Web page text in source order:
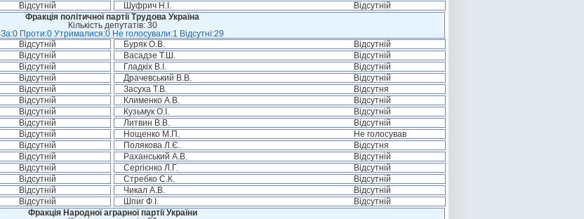
Відсутній Шуфрич Н.І.
Відсутній
Фракція політичної партії Трудова Україна
Кількість депутатів: 30
За:0 Проти:0 Утрималися:0 Не голосували:1 Відсутні:29
Відсутній Буряк О.В.
Відсутній
Відсутній Васадзе Т.Ш.
Відсутній
Відсутній Гладкіх В.І.
Відсутній
Відсутній Драчевський В.В.
Відсутній
Відсутній Засуха Т.В.
Відсутня
Відсутній Клименко А.В.
Відсутній
Відсутній Кузьмук О.І.
Відсутній
Відсутній Литвин В.В.
Відсутній
Відсутній Нощенко М.П.
Не голосував
Відсутній Полякова Л.Є.
Відсутня
Відсутній Раханський А.В.
Відсутній
Відсутній Сергієнко Л.Г.
Відсутній
Відсутній Стребко С.К.
Відсутній
Відсутній Чикал А.В.
Відсутній
Відсутній Шпиг Ф.І.
Відсутній
Фракція Народної аграрної партії України